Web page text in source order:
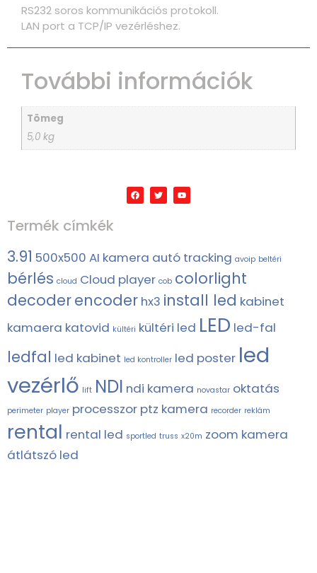
RS232 soros kommunikációs protokoll.
LAN port a TCP/IP vezérléshez.
További információk
Tömeg
5,0 kg
Termék címkék
3.91 500x500 AI kamera autó tracking avoip beltéri
bérlés cloud Cloud player cob colorlight
decoderencoder hx3 install led kabinet
kamaera katovid kültéri kültéri led LED led-fal
ledfal led kabinet led kontroller led poster led
vezérlő lift NDI ndi kamera novastar oktatás
perimeter player processzor ptz kamera recorder reklám
rental rental led sportled truss x20m zoom kamera
átlátszó led